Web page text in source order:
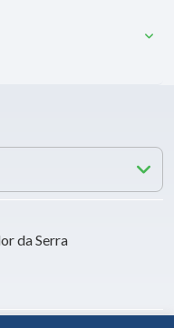
da Serra